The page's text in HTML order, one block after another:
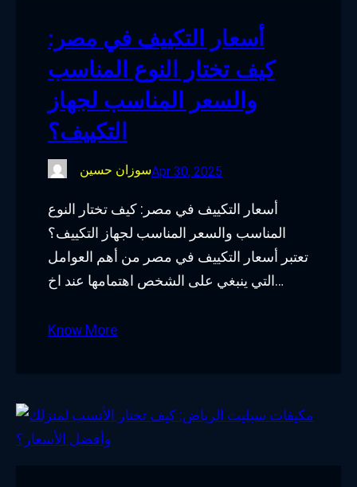
أسعار التكييف في مصر:
كيف تختار النوع المناسب
والسعر المناسب لجهاز
التكييف؟
سوزان حسينApr 30, 2025
أسعار التكييف في مصر: كيف تختار النوع
المناسب والسعر المناسب لجهاز التكييف؟
تعتبر أسعار التكييف في مصر من أهم العوامل
التي ينبغي على الشخص اهتمامها عند اخ…
Know More